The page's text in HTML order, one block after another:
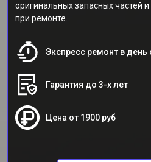
оригинальных запасных частей
при ремонте.
Экспресс ремонт в день
Гарантия до 3-х лет
Цена от 1900 руб